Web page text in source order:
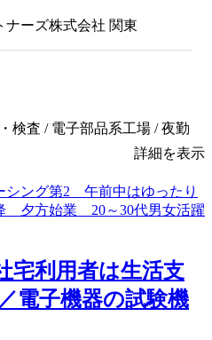
ナーズ株式会社 関東
検査 / 電子部品系工場 / 夜勤
詳細を表示
宅利用者は生活支
電子機器の試験機